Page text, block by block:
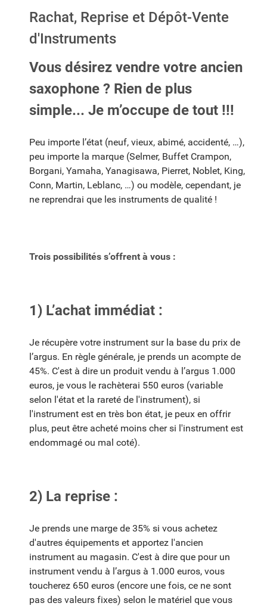
Rachat, Reprise et Dépôt-Vente
d'Instruments
Vous désirez vendre votre ancien
saxophone ? Rien de plus
simple... Je m’occupe de tout !!!
Peu importe l’état (neuf, vieux, abimé, accidenté, …),
peu importe la marque (Selmer, Buffet Crampon,
Borgani, Yamaha, Yanagisawa, Pierret, Noblet, King,
Conn, Martin, Leblanc, …) ou modèle, cependant, je
ne reprendrai que les instruments de qualité !
Trois possibilités s’offrent à vous :
1) L’achat immédiat :
Je récupère votre instrument sur la base du prix de
l’argus. En règle générale, je prends un acompte de
45%. C'est à dire un produit vendu à l’argus 1.000
euros, je vous le rachèterai 550 euros (variable
selon l'état et la rareté de l'instrument), si
l'instrument est en très bon état, je peux en offrir
plus, peut être acheté moins cher si l'instrument est
endommagé ou mal coté).
2) La reprise :
Je prends une marge de 35% si vous achetez
d'autres équipements et apportez l'ancien
instrument au magasin. C'est à dire que pour un
instrument vendu à l’argus à 1.000 euros, vous
toucherez 650 euros (encore une fois, ce ne sont
pas des valeurs fixes) selon le matériel que vous